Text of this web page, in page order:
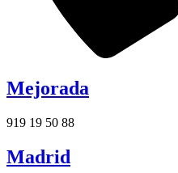
Mejorada
919 19 50 88
Madrid